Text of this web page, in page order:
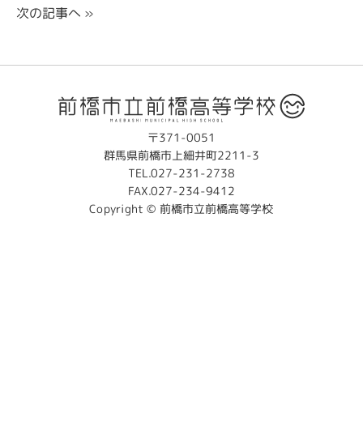
次の記事へ »
〒371-0051
群馬県前橋市上細井町2211-3
TEL.027-231-2738
FAX.027-234-9412
Copyright © 前橋市立前橋高等学校